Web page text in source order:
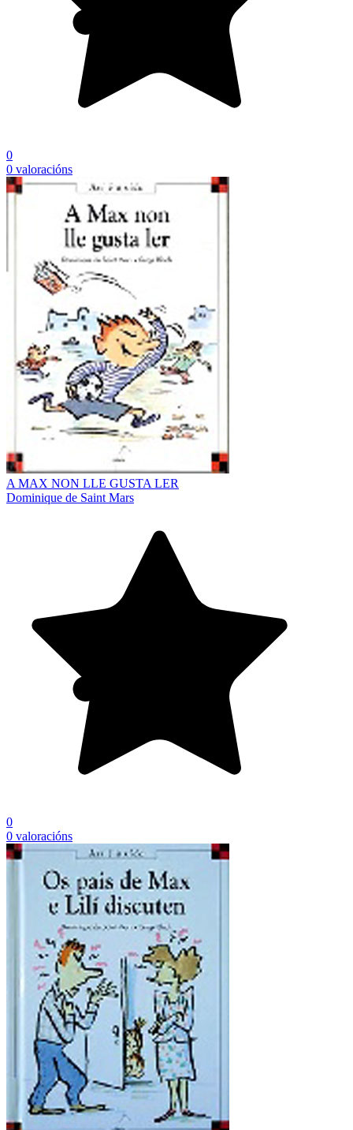
0
0 valoracións
A MAX NON LLE GUSTA LER
Dominique de Saint Mars
0
0 valoracións